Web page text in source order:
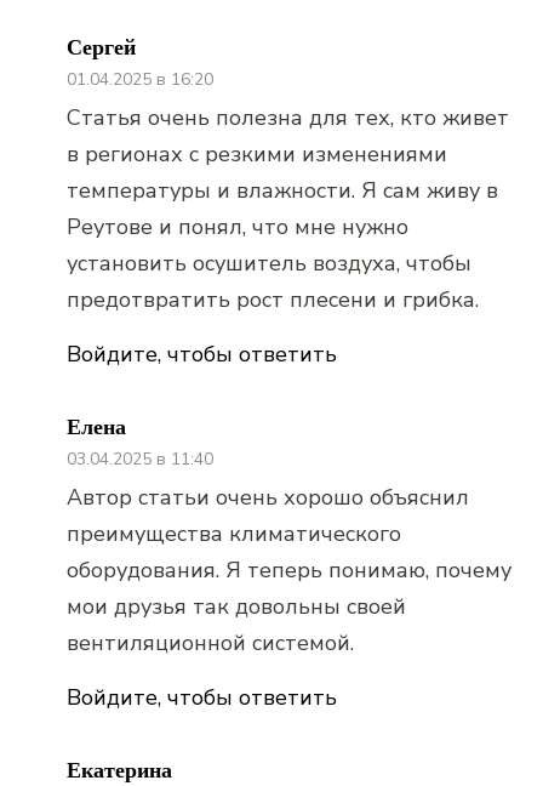
Сергей
01.04.2025 в 16:20
Войдите, чтобы ответить
Статья очень полезна для тех, кто живет
в регионах с резкими изменениями
температуры и влажности. Я сам живу в
Реутове и понял, что мне нужно
установить осушитель воздуха, чтобы
предотвратить рост плесени и грибка.
Елена
03.04.2025 в 11:40
Войдите, чтобы ответить
Автор статьи очень хорошо объяснил
преимущества климатического
оборудования. Я теперь понимаю, почему
мои друзья так довольны своей
вентиляционной системой.
Екатерина